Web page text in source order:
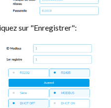
sur "Enregistrer":